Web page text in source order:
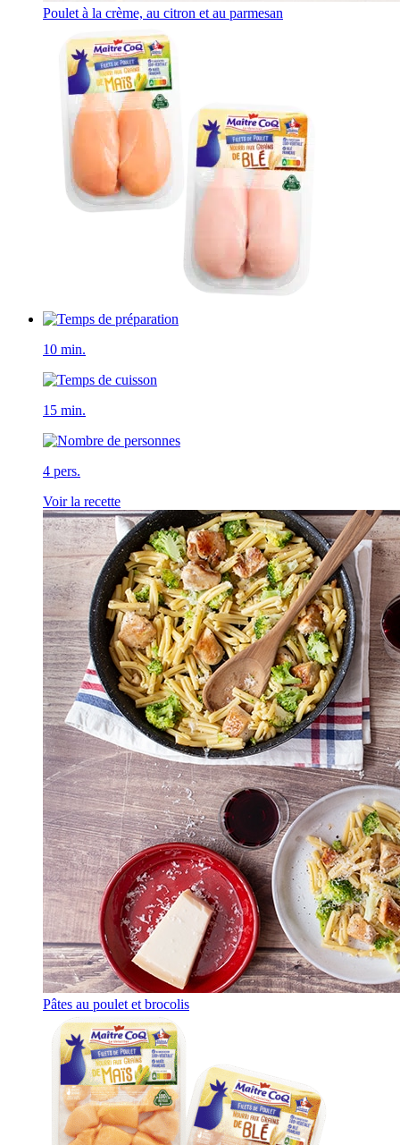
Poulet à la crème, au citron et au parmesan
10 min.
15 min.
4 pers.
Voir la recette
Pâtes au poulet et brocolis